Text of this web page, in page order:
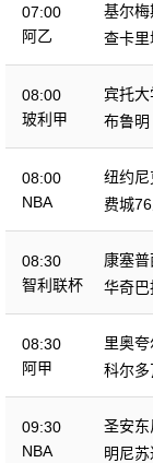
07:00
阿乙
基尔梅
查卡
08:00
玻利甲
宾托大
布鲁明
08:00
NBA
纽约尼
费城
08:30
智利联杯
康塞
华奇巴
08:30
阿甲
里奥
科尔
09:30
NBA
圣安东
明尼